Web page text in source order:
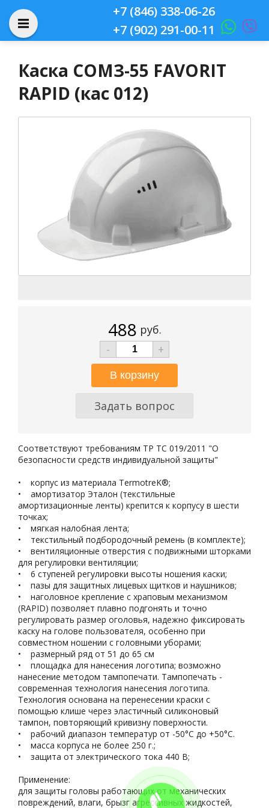
+7 (846) 338-06-26
+7 (902) 291-00-11
Каска СОМЗ-55 FAVORIT
RAPID (кас 012)
488 руб.
-
+
Задать вопрос
Соответствуют требованиям ТР ТС 019/2011 "О
безопасности средств индивидуальной защиты"
• корпус из материала TermotreK®;
• амортизатор Эталон (текстильные
амортизационные ленты) крепится к корпусу в шести
точках;
• мягкая налобная лента;
• текстильный подбородочный ремень (в комплекте);
• вентиляционные отверстия с подвижными шторками
для регулировки вентиляции;
• 6 ступеней регулировки высоты ношения каски;
• пазы для защитных лицевых щитков и наушников;
• наголовное крепление с храповым механизмом
(RAPID) позволяет плавно подгонять и точно
регулировать размер оголовья, надежно фиксировать
каску на голове пользователя, особенно при
совместном ношении с головными уборами;
• размерный ряд от 51 до 65 см
• площадка для нанесения логотипа; возможно
нанесение методом тампопечати. Тампопечать -
современная технология нанесения логотипа.
Технология основана на перенесении краски с
помощью клише через эластичный силиконовый
тампон, повторяющий кривизну поверхности.
• рабочий диапазон температур от -50°С до +50°С.
• масса корпуса не более 250 г.;
• защита от электрического тока 440 В;
Применение:
для защиты головы работающих от механических
повреждений, влаги, брызг агрессивных жидкостей,